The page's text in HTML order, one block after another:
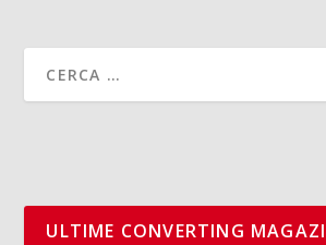
ULTIME CONVERTING